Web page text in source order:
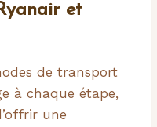
et
de transport
à chaque étape,
une